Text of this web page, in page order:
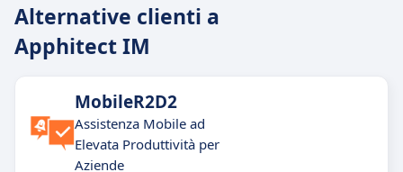
Alternative clienti a
Apphitect IM
MobileR2D2
Assistenza Mobile ad
Elevata Produttività per
Aziende